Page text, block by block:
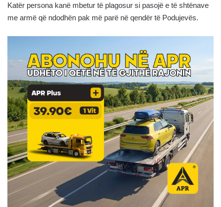
Katër persona kanë mbetur të plagosur si pasojë e të shtënave
me armë që ndodhën pak më parë në qendër të Podujevës.